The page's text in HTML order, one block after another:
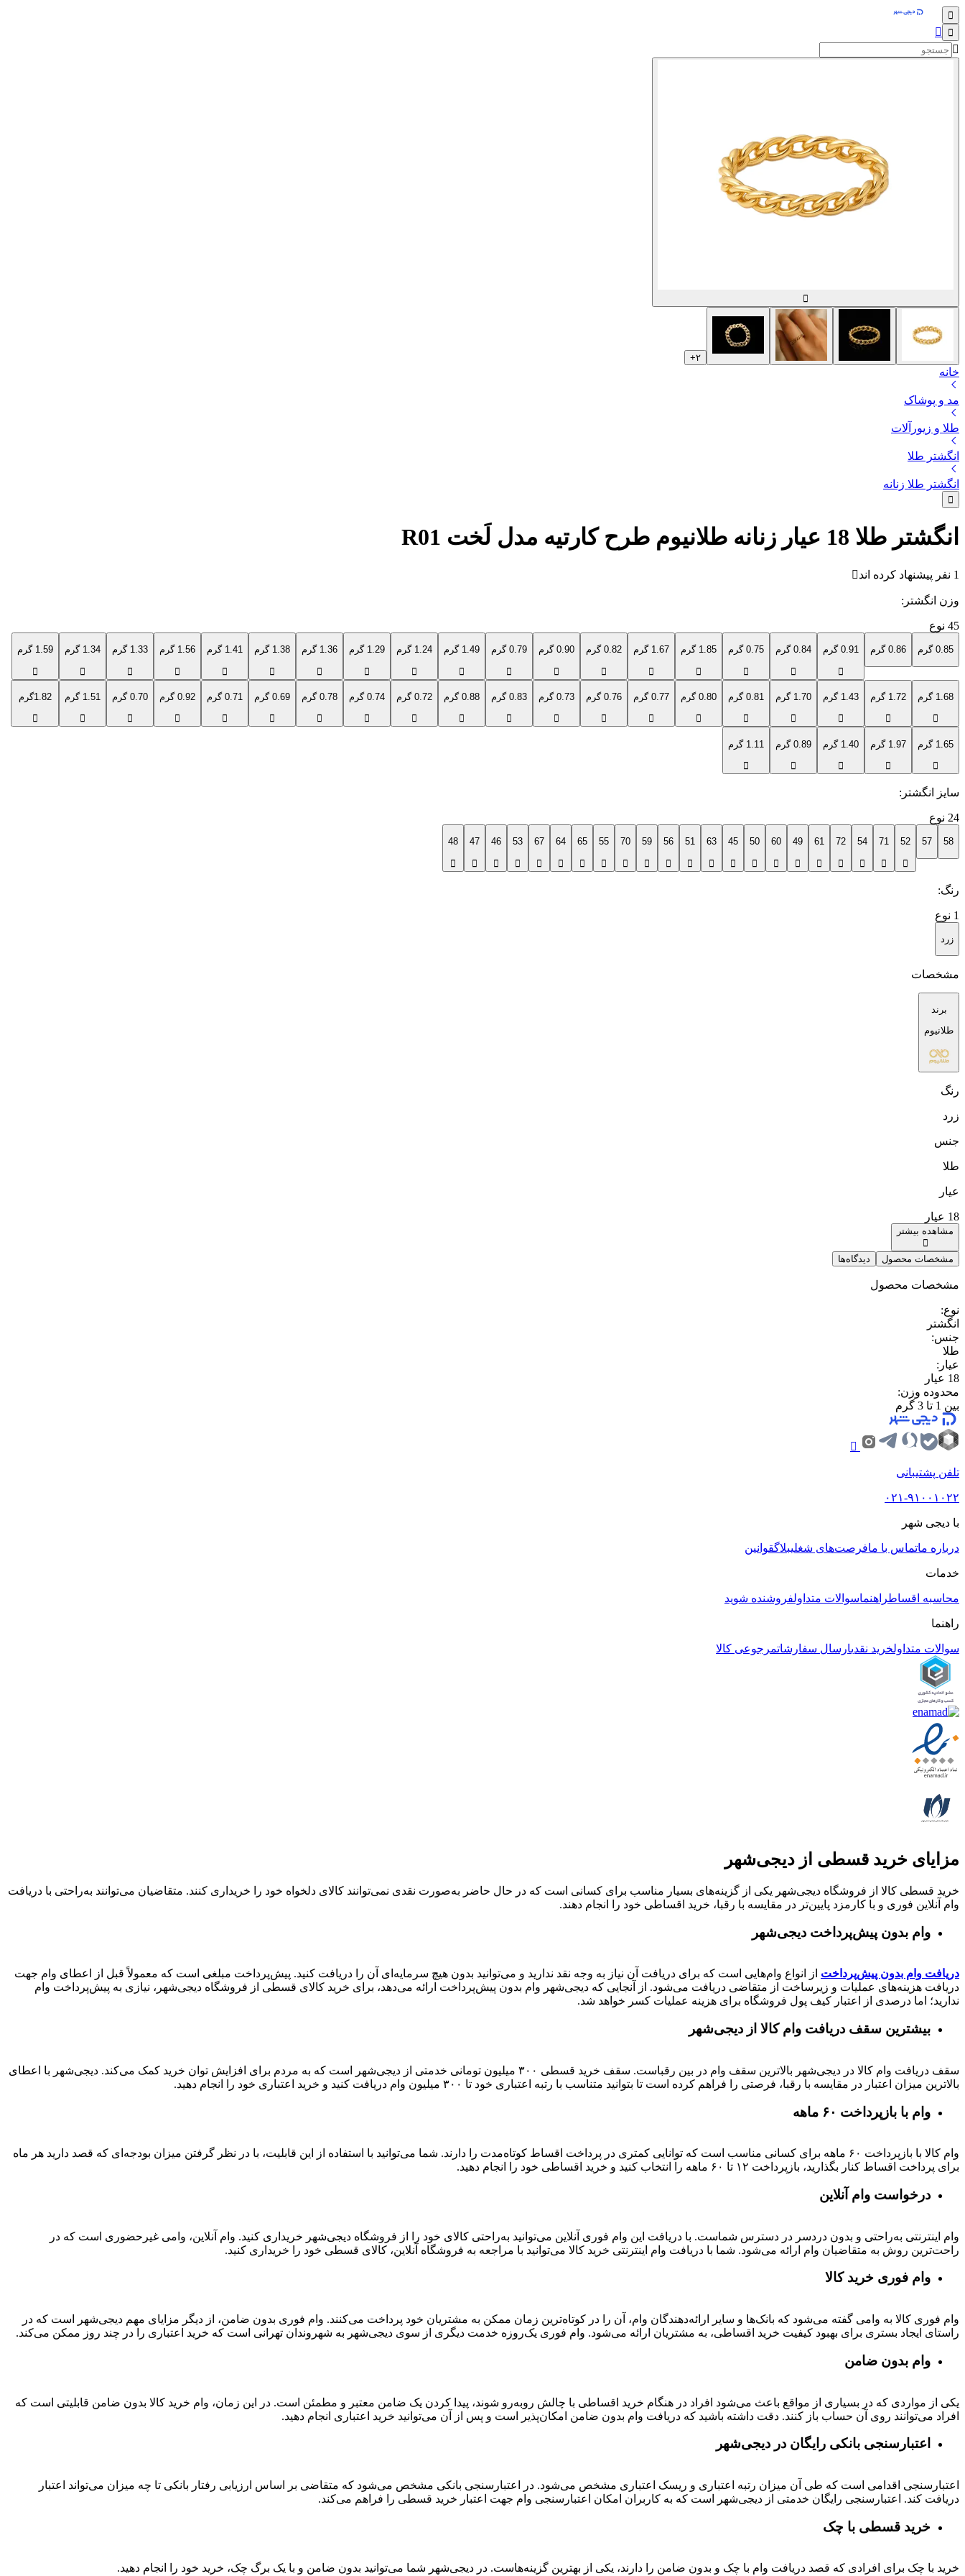
۲+
خانه
مد و پوشاک
طلا و زیورآلات
انگشتر طلا
انگشتر طلا زنانه
انگشتر طلا 18 عیار زنانه طلانیوم طرح کارتیه مدل لَخت R01
1 نفر پیشنهاد کرده اند
وزن انگشتر :
45 نوع
0.85 گرم 0.86 گرم 0.91 گرم 0.84 گرم 0.75 گرم 1.85 گرم 1.67 گرم 0.82 گرم 0.90 گرم 0.79 گرم 1.49 گرم 1.24 گرم 1.29 گرم 1.36 گرم 1.38 گرم 1.41 گرم 1.56 گرم 1.33 گرم 1.34 گرم 1.59 گرم
1.68 گرم 1.72 گرم 1.43 گرم 1.70 گرم 0.81 گرم 0.80 گرم 0.77 گرم 0.76 گرم 0.73 گرم 0.83 گرم 0.88 گرم 0.72 گرم 0.74 گرم 0.78 گرم 0.69 گرم 0.71 گرم 0.92 گرم 0.70 گرم 1.51 گرم 1.82گرم
1.65 گرم 1.97 گرم 1.40 گرم 0.89 گرم 1.11 گرم
سایز انگشتر‌ :
24 نوع
58
57
52
71
54
72
61
49
60
50
45
63
51
56
59
70
55
65
64
67
53
46
47
48
رنگ:
1 نوع
زرد
مشخصات
برند
طلانیوم
رنگ
زرد
جنس
طلا
عیار
18 عیار
مشاهده بیشتر
مشخصات محصول دیدگاه‌ها
مشخصات محصول
نوع:
انگشتر
جنس:
طلا
عیار :
18 عیار
محدوده وزن:
بین 1 تا 3 گرم
تلفن پشتیبانی
۰۲۱-۹۱۰۰۱۰۲۲
با دیجی شهر
درباره ماتماس با مافرصت‌های شغلیبلاگقوانین
خدمات
محاسبه اقساطراهنماسوالات متداولفروشنده شوید
راهنما
سوالات متداولخرید نقدیارسال سفارشاتمرجوعی کالا
مزایای خرید قسطی از دیجی‌شهر
خرید قسطی کالا از فروشگاه دیجی‌شهر یکی از گزینه‌های بسیار مناسب برای کسانی است که در حال حاضر به‌صورت نقدی نمی‌توانند کالای دلخواه خود را خریداری کنند. متقاضیان می‌توانند به‌راحتی با دریافت
وام آنلاین فوری و با کارمزد پایین‌تر در مقایسه با رقبا، خرید اقساطی خود را انجام دهند.
وام بدون پیش‌پرداخت‌ دیجی‌شهر
دریافت وام بدون پیش‌پرداخت از انواع وام‌هایی است که برای دریافت آن نیاز به وجه نقد ندارید و می‌توانید بدون هیچ سرمایه‌ای آن را دریافت کنید. پیش‌پرداخت مبلغی است که معمولاً قبل از اعطای وام جهت
دریافت هزینه‌های عملیات و زیرساخت از متقاضی دریافت می‌شود. از آنجایی که دیجی‌شهر وام بدون پیش‌پرداخت ارائه می‌دهد، برای خرید کالای قسطی از فروشگاه دیجی‌شهر، نیازی به پیش‌پرداخت وام
ندارید؛ اما درصدی از اعتبار کیف پول فروشگاه برای هزینه عملیات کسر خواهد شد.
بیشترین سقف دریافت وام کالا از دیجی‌شهر
سقف دریافت وام کالا در دیجی‌شهر بالاترین سقف وام در بین رقباست. سقف خرید قسطی ۳۰۰ میلیون تومانی خدمتی از دیجی‌شهر است که به مردم برای افزایش توان خرید کمک می‌کند. دیجی‌شهر با اعطای
بالاترین میزان اعتبار در مقایسه با رقبا، فرصتی را فراهم کرده است تا بتوانید متناسب با رتبه اعتباری خود تا ۳۰۰ میلیون وام دریافت کنید و خرید اعتباری خود را انجام دهید.
وام با بازپرداخت ۶۰ ماهه
وام کالا با بازپرداخت ۶۰ ماهه برای کسانی مناسب است که توانایی کمتری در پرداخت اقساط کوتاه‌مدت را دارند. شما می‌توانید با استفاده از این قابلیت، با در نظر گرفتن میزان بودجه‌ای که قصد دارید هر ماه
برای پرداخت اقساط کنار بگذارید، بازپرداخت ۱۲ تا ۶۰ ماهه را انتخاب کنید و خرید اقساطی خود را انجام دهید.
درخواست وام آنلاین
وام اینترنتی به‌راحتی و بدون دردسر در دسترس شماست. با دریافت این وام فوری آنلاین می‌توانید به‌راحتی کالای خود را از فروشگاه دیجی‌شهر خریداری کنید. وام آنلاین، وامی غیرحضوری است که در
راحت‌ترین روش به متقاضیان وام ارائه می‌شود. شما با دریافت وام اینترنتی خرید کالا می‌توانید با مراجعه به فروشگاه آنلاین، کالای قسطی خود را خریداری کنید.
وام فوری خرید کالا
وام فوری کالا به وامی گفته می‌شود که بانک‌ها و سایر ارائه‌دهندگان وام، آن را در کوتاه‌ترین زمان ممکن به مشتریان خود پرداخت می‌کنند. وام فوری بدون ضامن، از دیگر مزایای مهم دیجی‌شهر است که در
راستای ایجاد بستری برای بهبود کیفیت خرید اقساطی، به مشتریان ارائه می‌شود. وام فوری یک‌روزه خدمت دیگری از سوی دیجی‌شهر به شهروندان تهرانی است که خرید اعتباری را در چند روز ممکن می‌کند.
وام بدون ضامن
یکی از مواردی که در بسیاری از مواقع باعث می‌شود افراد در هنگام خرید اقساطی با چالش روبه‌رو شوند، پیدا کردن یک ضامن معتبر و مطمئن است. در این زمان، وام خرید کالا بدون ضامن قابلیتی است که
افراد می‌توانند روی آن حساب باز کنند. دقت داشته باشید که دریافت وام بدون ضامن امکان‌پذیر است و پس از آن می‌توانید خرید اعتباری انجام دهید.
اعتبارسنجی بانکی رایگان در دیجی‌شهر
اعتبارسنجی اقدامی است که طی آن میزان رتبه اعتباری و ریسک اعتباری مشخص می‌شود. در اعتبارسنجی بانکی مشخص می‌شود که متقاضی بر اساس ارزیابی رفتار بانکی تا چه میزان می‌تواند اعتبار
دریافت کند. اعتبارسنجی رایگان خدمتی از دیجی‌شهر است که به کاربران امکان اعتبارسنجی وام جهت اعتبار خرید قسطی را فراهم می‌کند.
خرید قسطی با چک
خرید با چک برای افرادی که قصد دریافت وام با چک و بدون ضامن را دارند، یکی از بهترین گزینه‌هاست. در دیجی‌شهر شما می‌توانید بدون ضامن و با یک برگ چک، خرید خود را انجام دهید.